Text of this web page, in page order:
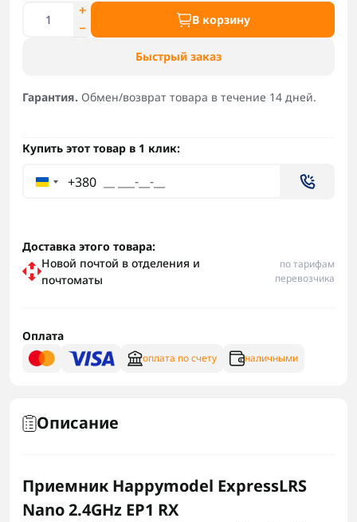
В корзину
Быстрый заказ
Гарантия. Обмен/возврат товара в течение 14 дней.
Купить этот товар в 1 клик:
+380
Доставка этого товара:
Новой почтой в отделения и
почтоматы
по тарифам
перевозчика
Оплата
оплата по счету наличными
Описание
Приемник Happymodel ExpressLRS
Nano 2.4GHz EP1 RX